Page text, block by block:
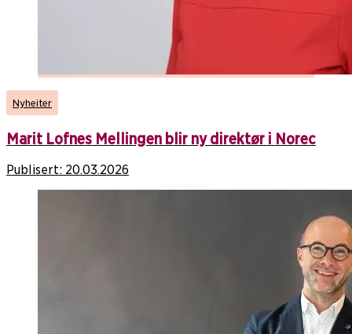
Nyheiter
Marit Lofnes Mellingen blir ny direktør i Norec
Publisert: 20.03.2026